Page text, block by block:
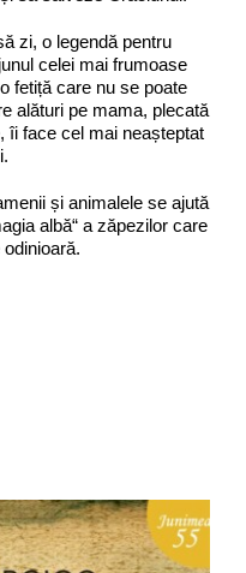
zi, o legendă pentru
celei mai frumoase
fetiță care nu se poate
alături pe mama, plecată
îi face cel mai neașteptat
și animalele se ajută
albă“ a zăpezilor care